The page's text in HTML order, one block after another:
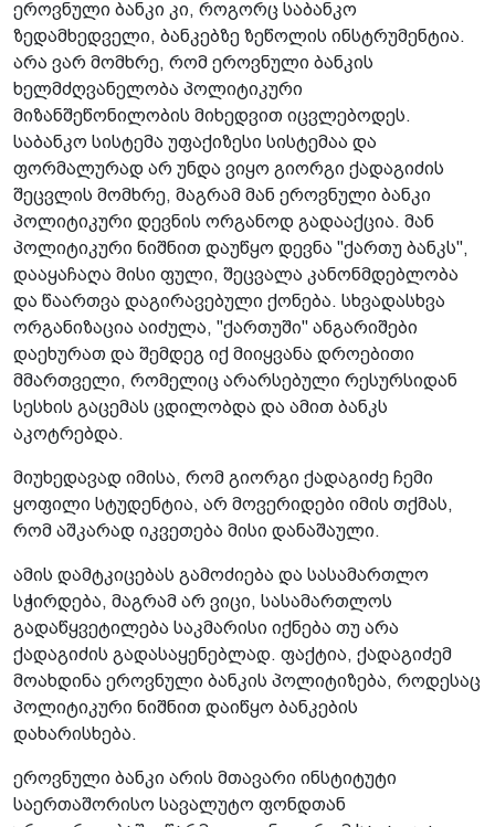
ეროვნული ბანკი კი, როგორც საბანკო
ზედამხედველი, ბანკებზე ზეწოლის ინსტრუმენტია.
არა ვარ მომხრე, რომ ეროვნული ბანკის
ხელმძღვანელობა პოლიტიკური
მიზანშეწონილობის მიხედვით იცვლებოდეს.
საბანკო სისტემა უფაქიზესი სისტემაა და
ფორმალურად არ უნდა ვიყო გიორგი ქადაგიძის
შეცვლის მომხრე, მაგრამ მან ეროვნული ბანკი
პოლიტიკური დევნის ორგანოდ გადააქცია. მან
პოლიტიკური ნიშნით დაუწყო დევნა "ქართუ ბანკს",
დააყაჩაღა მისი ფული, შეცვალა კანონმდებლობა
და წაართვა დაგირავებული ქონება. სხვადასხვა
ორგანიზაცია აიძულა, "ქართუში" ანგარიშები
დაეხურათ და შემდეგ იქ მიიყვანა დროებითი
მმართველი, რომელიც არარსებული რესურსიდან
სესხის გაცემას ცდილობდა და ამით ბანკს
აკოტრებდა.
მიუხედავად იმისა, რომ გიორგი ქადაგიძე ჩემი
ყოფილი სტუდენტია, არ მოვერიდები იმის თქმას,
რომ აშკარად იკვეთება მისი დანაშაული.
ამის დამტკიცებას გამოძიება და სასამართლო
სჭირდება, მაგრამ არ ვიცი, სასამართლოს
გადაწყვეტილება საკმარისი იქნება თუ არა
ქადაგიძის გადასაყენებლად. ფაქტია, ქადაგიძემ
მოახდინა ეროვნული ბანკის პოლიტიზება, როდესაც
პოლიტიკური ნიშნით დაიწყო ბანკების
დახარისხება.
ეროვნული ბანკი არის მთავარი ინსტიტუტი
საერთაშორისო სავალუტო ფონდთან